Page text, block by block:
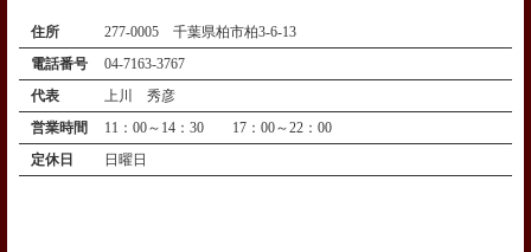
住所
277-0005 千葉県柏市柏3-6-13
電話番号
04-7163-3767
代表
上川 秀彦
営業時間
11：00～14：30 17：00～22：00
定休日
日曜日